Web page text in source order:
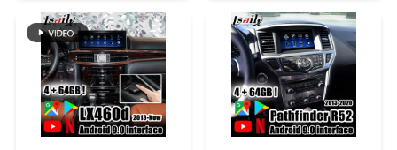
साइटमैप
PRIVACY
POLICY